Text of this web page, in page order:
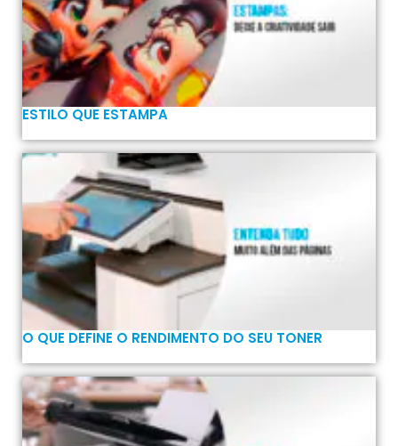
ESTILO QUE ESTAMPA
O QUE DEFINE O RENDIMENTO DO SEU TONER